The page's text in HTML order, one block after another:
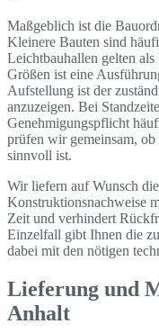
Maßgeblich ist die
Kleinere Bauten sind
Leichtbauhallen gelten
Größen ist eine
Aufstellung ist der
anzuzeigen. Bei
Genehmigungspflicht
prüfen wir gemeinsam,
sinnvoll ist.
Wir liefern auf Wunsch
Konstruktionsnachweise
Zeit und verhindert
Einzelfall gibt Ihnen die
dabei mit den nötigen
Lieferung und
Anhalt